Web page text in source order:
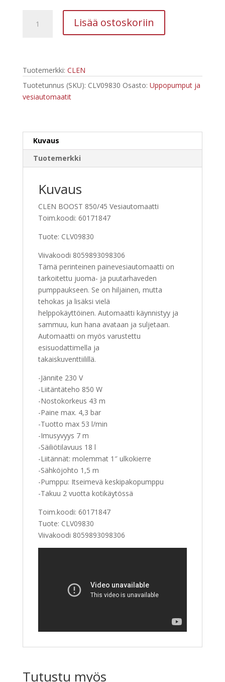
BOOST
Lisää ostoskoriin
Tuotemerkki: CLEN
Tuotetunnus (SKU): CLV09830 Osasto: Uppopumput ja
vesiautomaatit
Kuvaus
Tuotemerkki
Kuvaus
CLEN BOOST 850/45 Vesiautomaatti
Toim.koodi: 60171847
Tuote: CLV09830
Viivakoodi 8059893098306
Tämä perinteinen painevesiautomaatti on
tarkoitettu juoma- ja puutarhaveden
pumppaukseen. Se on hiljainen, mutta
tehokas ja lisäksi vielä
helppokäyttöinen. Automaatti käynnistyy ja
sammuu, kun hana avataan ja suljetaan.
Automaatti on myös varustettu
esisuodattimella ja
takaiskuventtiilillä.
-Jännite 230 V
-Liitäntäteho 850 W
-Nostokorkeus 43 m
-Paine max. 4,3 bar
-Tuotto max 53 l/min
-Imusyvyys 7 m
-Säiliötilavuus 18 l
-Liitännät: molemmat 1″ ulkokierre
-Sähköjohto 1,5 m
-Pumppu: Itseimevä keskipakopumppu
-Takuu 2 vuotta kotikäytössä
Toim.koodi: 60171847
Tuote: CLV09830
Viivakoodi 8059893098306
Tutustu myös